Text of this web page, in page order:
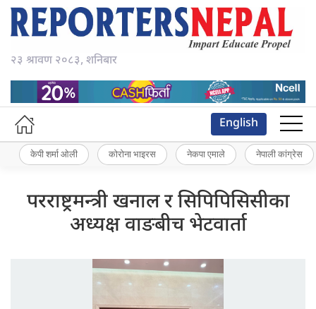
२३ श्रावण २०८३, शनिबार
English
केपी शर्मा ओली कोरोना भाइरस नेकपा एमाले नेपाली कांग्रेस
परराष्ट्रमन्त्री खनाल र सिपिपिसिसीका
अध्यक्ष वाङबीच भेटवार्ता